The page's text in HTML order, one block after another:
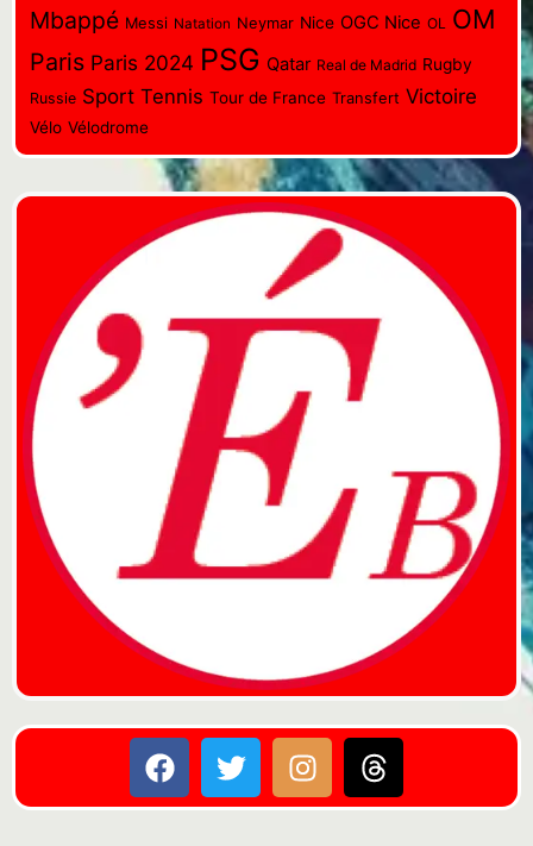
Mbappé Messi Natation Neymar Nice OGC Nice OL OM
Paris Paris 2024 PSG Qatar Real de Madrid Rugby
Russie Sport Tennis Tour de France Transfert Victoire
Vélo Vélodrome